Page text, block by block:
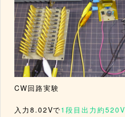
CW回路実験
入力8.02Vで1段目出力約520V